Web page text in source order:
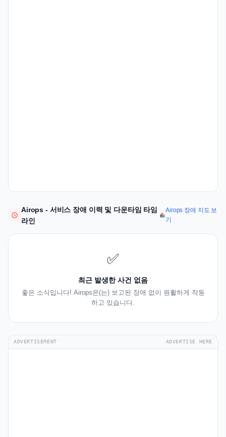
Airops - 서비스 장애 이력 및 다운타임 타임
라인
Airops 장애 지도 보
기
✅
최근 발생한 사건 없음
좋은 소식입니다! Airops은(는) 보고된 장애 없이 원활하게 작동
하고 있습니다.
ADVERTISEMENT ADVERTISE HERE